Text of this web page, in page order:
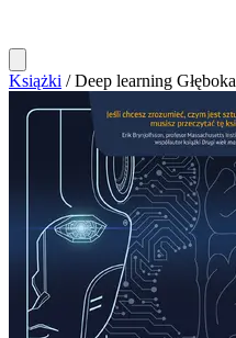
Książki / Deep learning